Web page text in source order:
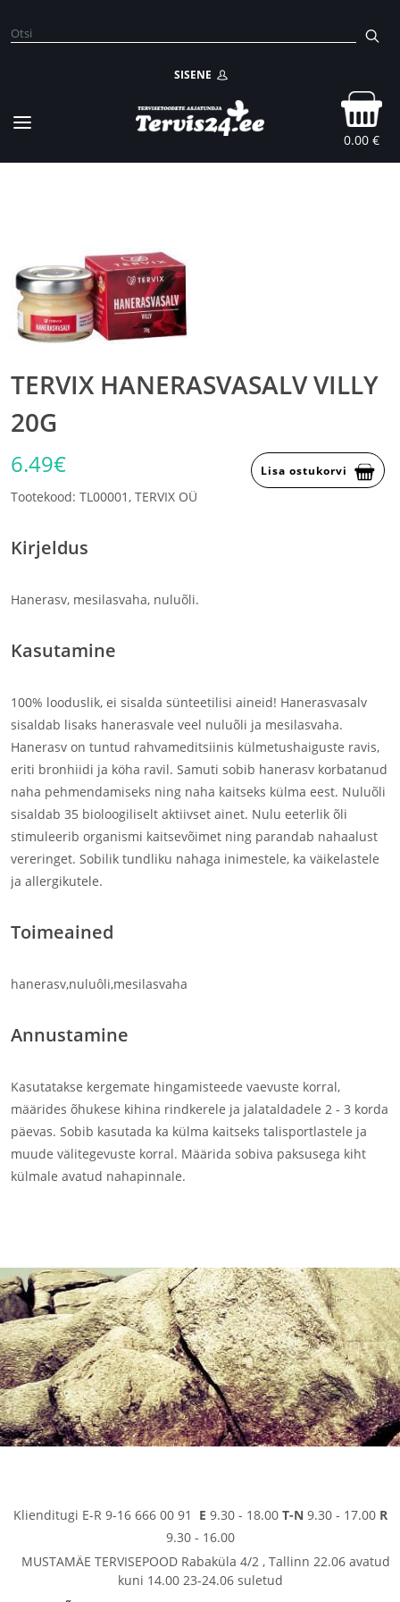
SISENE
0.00 €
TERVIX HANERASVASALV VILLY
20G
6.49€ Lisa ostukorvi
Tootekood: TL00001, TERVIX OÜ
Kirjeldus
Hanerasv, mesilasvaha, nuluõli.
Kasutamine
100% looduslik, ei sisalda sünteetilisi aineid! Hanerasvasalv
sisaldab lisaks hanerasvale veel nuluõli ja mesilasvaha.
Hanerasv on tuntud rahvameditsiinis külmetushaiguste ravis,
eriti bronhiidi ja köha ravil. Samuti sobib hanerasv korbatanud
naha pehmendamiseks ning naha kaitseks külma eest. Nuluõli
sisaldab 35 bioloogiliselt aktiivset ainet. Nulu eeterlik õli
stimuleerib organismi kaitsevõimet ning parandab nahaalust
vereringet. Sobilik tundliku nahaga inimestele, ka väikelastele
ja allergikutele.
Toimeained
hanerasv,nuluôli,mesilasvaha
Annustamine
Kasutatakse kergemate hingamisteede vaevuste korral,
määrides õhukese kihina rindkerele ja jalataldadele 2 - 3 korda
päevas. Sobib kasutada ka külma kaitseks talisportlastele ja
muude välitegevuste korral. Määrida sobiva paksusega kiht
külmale avatud nahapinnale.
Klienditugi E-R 9-16 666 00 91 E 9.30 - 18.00 T-N 9.30 - 17.00 R
9.30 - 16.00
MUSTAMÄE TERVISEPOOD Rabaküla 4/2 , Tallinn 22.06 avatud
kuni 14.00 23-24.06 suletud